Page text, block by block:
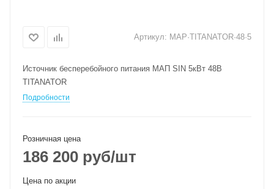
Артикул: MAP·TITANATOR·48·5
Источник бесперебойного питания МАП SIN 5кВт 48В
TITANATOR
Подробности
Розничная цена
186 200 руб/шт
Цена по акции